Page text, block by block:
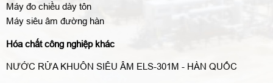
Máy đo chiều dày tôn
Máy siêu âm đường hàn
Hóa chất công nghiệp khác
NƯỚC RỬA KHUÔN SIÊU ÂM ELS-301M - HÀN QUỐC